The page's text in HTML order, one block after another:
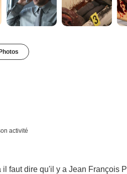
activité
faut dire qu'il y a Jean François